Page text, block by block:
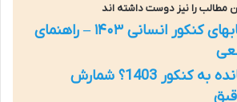
مطالب را نیز دوست داشته اند
بهترین کتابهای کنکور انسانی ۱۴۰۳ – راهنمای
چند روز مانده به کنکور 1403؟ شمارش